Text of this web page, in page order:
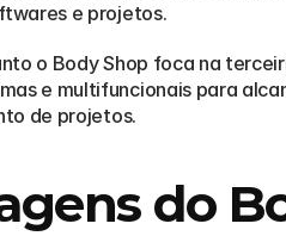
e projetos.
o Body Shop foca na
e multifuncionais para
de projetos.
do